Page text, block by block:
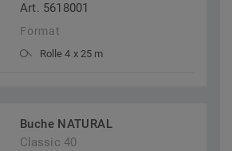
Art. 5618001
Format
Rolle 4 x 25 m
Buche NATURAL
Classic 40